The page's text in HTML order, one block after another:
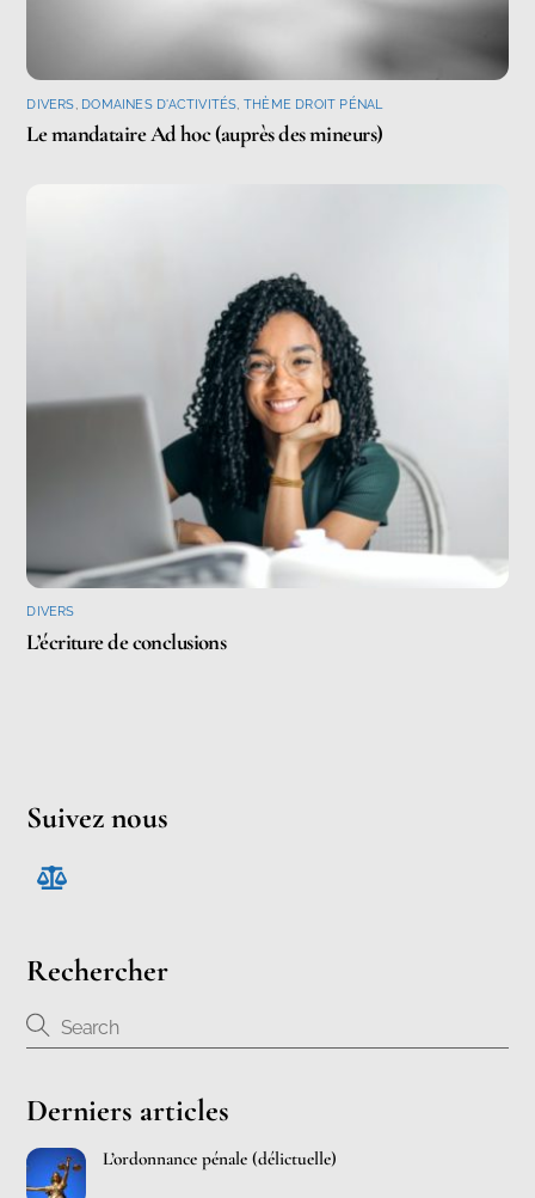
DIVERS, DOMAINES D'ACTIVITÉS, THÈME DROIT PÉNAL
Le mandataire Ad hoc (auprès des mineurs)
DIVERS
L’écriture de conclusions
Suivez nous
Rechercher
Derniers articles
L’ordonnance pénale (délictuelle)